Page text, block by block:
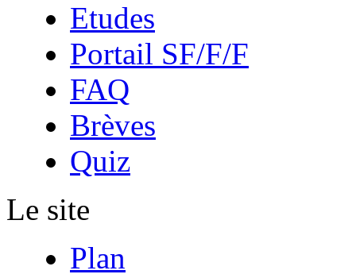
Etudes
Portail SF/F/F
FAQ
Brèves
Quiz
Le site
Plan